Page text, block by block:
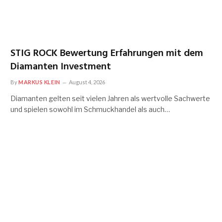
STIG ROCK Bewertung Erfahrungen mit dem
Diamanten Investment
ByMARKUS KLEIN August 4, 2026
Diamanten gelten seit vielen Jahren als wertvolle Sachwerte
und spielen sowohl im Schmuckhandel als auch…